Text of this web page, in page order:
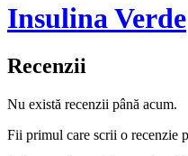
Insulina Verde
Recenzii
Nu există recenzii până acum.
Fii primul care scrii o recenzie